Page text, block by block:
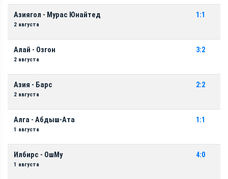
Азиягол - Мурас Юнайтед
2 августа
1:1
Алай - Озгон
2 августа
3:2
Азия - Барс
2 августа
2:2
Алга - Абдыш-Ата
1 августа
1:1
Илбирс - ОшМу
1 августа
4:0